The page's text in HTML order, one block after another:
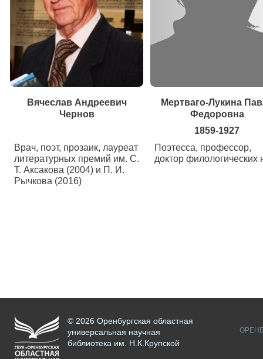
Вячеслав Андреевич
Чернов
Врач, поэт, прозаик, лауреат
литературных премий им. С.
Т. Аксакова (2004) и П. И.
Рычкова (2016)
Мертваго-Лукина
Федоровна
1859-1927
Поэтесса, профессор,
доктор филологических
© 2026 Оренбургская областная
универсальная научная
библиотека им. Н.К.Крупской